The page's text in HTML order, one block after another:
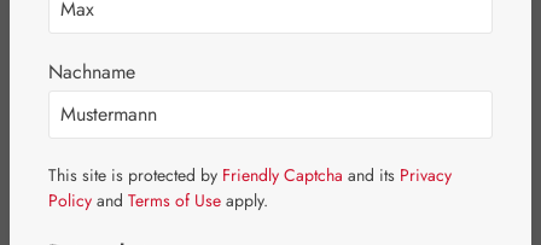
Bildergalerie überspringen
Nachname
This site is protected by Friendly Captcha and its Privacy
Policy and Terms of Use apply.